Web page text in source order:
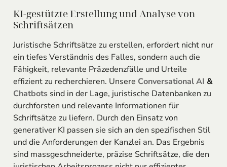
KI-gestützte Erstellung und Analyse von
Schriftsätzen
Juristische Schriftsätze zu erstellen, erfordert nicht nur
ein tiefes Verständnis des Falles, sondern auch die
Fähigkeit, relevante Präzedenzfälle und Urteile
effizient zu recherchieren. Unsere Conversational AI &
Chatbotssind in der Lage, juristische Datenbanken zu
durchforsten und relevante Informationen für
Schriftsätze zu liefern. Durch den Einsatz von
generativer KI passen sie sich an den spezifischen Stil
und die Anforderungen der Kanzlei an. Das Ergebnis
sind massgeschneiderte, präzise Schriftsätze, die den